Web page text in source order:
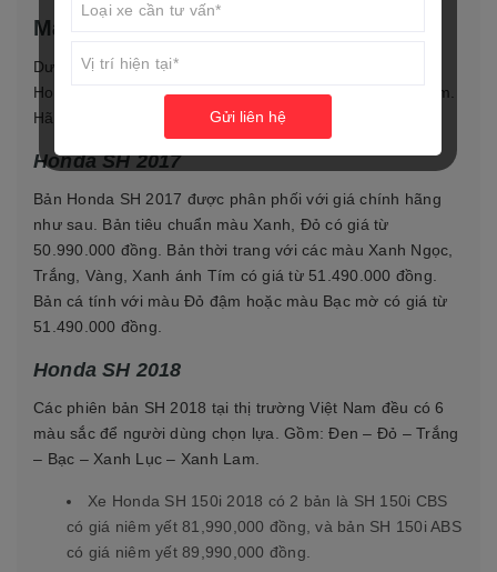
Màu sắc và giá thành của Honda SH
Dưới đây là giá thành và màu sắc của các phiên bản
Honda SH từ 2017 đến 2020 được nhiều người quan tâm.
Hãy cùng tìm hiểu chi tiết hơn nhé.
Honda SH 2017
Bản Honda SH 2017 được phân phối với giá chính hãng
như sau. Bản tiêu chuẩn màu Xanh, Đỏ có giá từ
50.990.000 đồng. Bản thời trang với các màu Xanh Ngọc,
Trắng, Vàng, Xanh ánh Tím có giá từ 51.490.000 đồng.
Bản cá tính với màu Đỏ đậm hoặc màu Bạc mờ có giá từ
51.490.000 đồng.
Honda SH 2018
Các phiên bản SH 2018 tại thị trường Việt Nam đều có 6
màu sắc để người dùng chọn lựa. Gồm: Đen – Đỏ – Trắng
– Bạc – Xanh Lục – Xanh Lam.
Xe Honda SH 150i 2018 có 2 bản là SH 150i CBS
có giá niêm yết 81,990,000 đồng, và bản SH 150i ABS
có giá niêm yết 89,990,000 đồng.
Gửi liên hệ